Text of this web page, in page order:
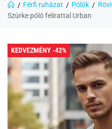
Férfi ruházat Pólók
Szürke póló felirattal Urban
KEDVEZMÉNY -42%